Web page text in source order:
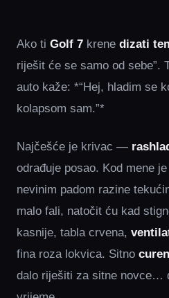
Ako ti Golf 7 krene dizati
riješit će se samo od sebe”.
auto kaže: *“Hej, hladim se
kolapsom sam.”*
Najčešće je krivac —
odrađuje posao. Kod mene
nevinim padom razine
malo fali, natočit ću kad
kasnije, tabla crvena,
fina roza lokvica. Sitno
dalo riješiti za sitne novce…